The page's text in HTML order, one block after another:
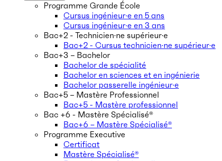
Programme Grande École
Cursus ingénieur·e en 5 ans
Cursus ingénieur·e en 3 ans
Bac+2 - Technicien·ne supérieur·e
Bac+2 - Cursus technicien·ne supérieur·e
Bac+3 – Bachelor
Bachelor de spécialité
Bachelor en sciences et en ingénierie
Bachelor passerelle ingénieur·e
Bac+5 – Mastère Professionnel
Bac+5 - Mastère professionnel
Bac +6 - Mastère Spécialisé®
Bac+6 – Mastère Spécialisé®
Programme Executive
Certificat
Mastère Spécialisé®